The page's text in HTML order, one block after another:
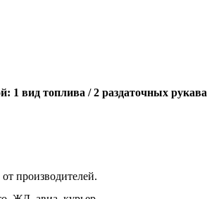
1 вид топлива / 2 раздаточных рукава
производителей.